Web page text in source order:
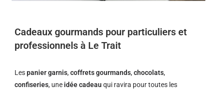
Cadeaux gourmands pour particuliers et
professionnels à Le Trait
Lespanier garnis,coffrets gourmands,chocolats,
confiseries, une idée cadeau qui ravira pour toutes les